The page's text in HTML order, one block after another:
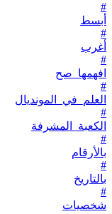
#
أبسط
#
أغرب
#
افهمها_صح
#
العلم_في_المونديال
#
الكعبة_المشرفة
#
بالأرقام
#
بالتاريخ
#
شخصيات